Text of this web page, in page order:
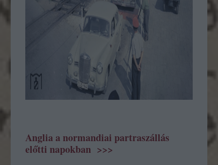
Anglia a normandiai partraszállás
előtti napokban >>>